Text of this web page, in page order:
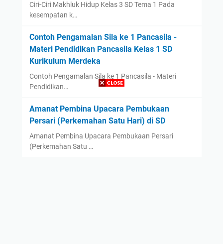
Ciri-Ciri Makhluk Hidup Kelas 3 SD Tema 1 Pada
kesempatan k…
Contoh Pengamalan Sila ke 1 Pancasila -
Materi Pendidikan Pancasila Kelas 1 SD
Kurikulum Merdeka
Contoh Pengamalan Sila ke 1 Pancasila - Materi
Pendidikan…
Amanat Pembina Upacara Pembukaan
Persari (Perkemahan Satu Hari) di SD
Amanat Pembina Upacara Pembukaan Persari
(Perkemahan Satu …